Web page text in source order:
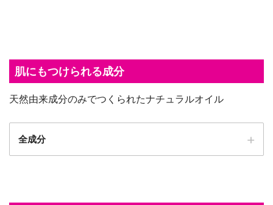
肌にもつけられる成分
天然由来成分のみでつくられたナチュラルオイル
全成分